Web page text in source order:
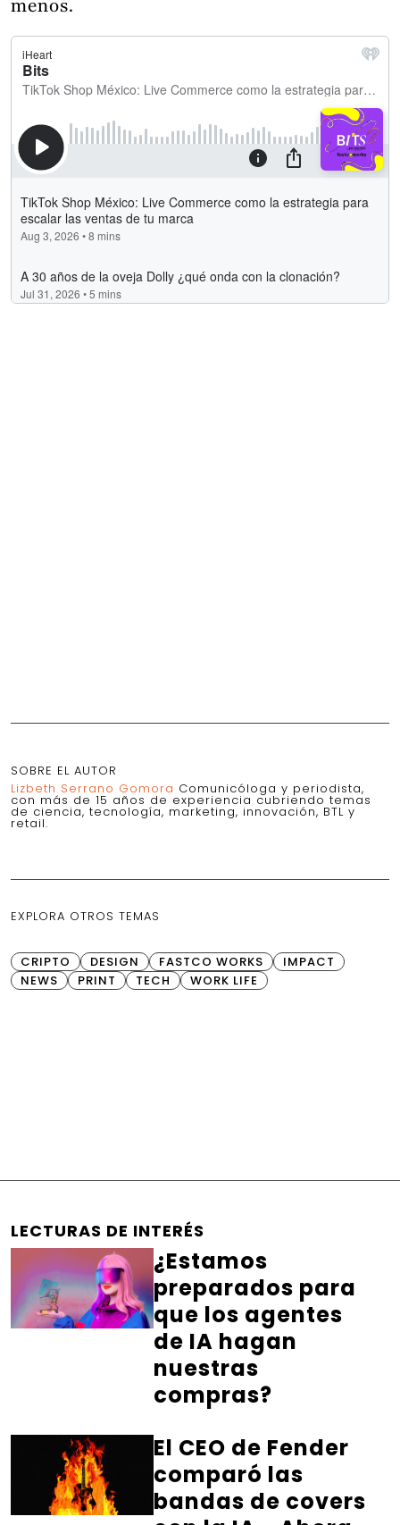
menos.
SOBRE EL AUTOR
Lizbeth Serrano Gomora Comunicóloga y periodista,
con más de 15 años de experiencia cubriendo temas
de ciencia, tecnología, marketing, innovación, BTL y
retail.
EXPLORA OTROS TEMAS
CRIPTO DESIGN FASTCO WORKS
IMPACT
NEWS
PRINT TECH WORK LIFE
LECTURAS DE INTERÉS
¿Estamos
preparados para
que los agentes
de IA hagan
nuestras
compras?
El CEO de Fender
comparó las
bandas de covers